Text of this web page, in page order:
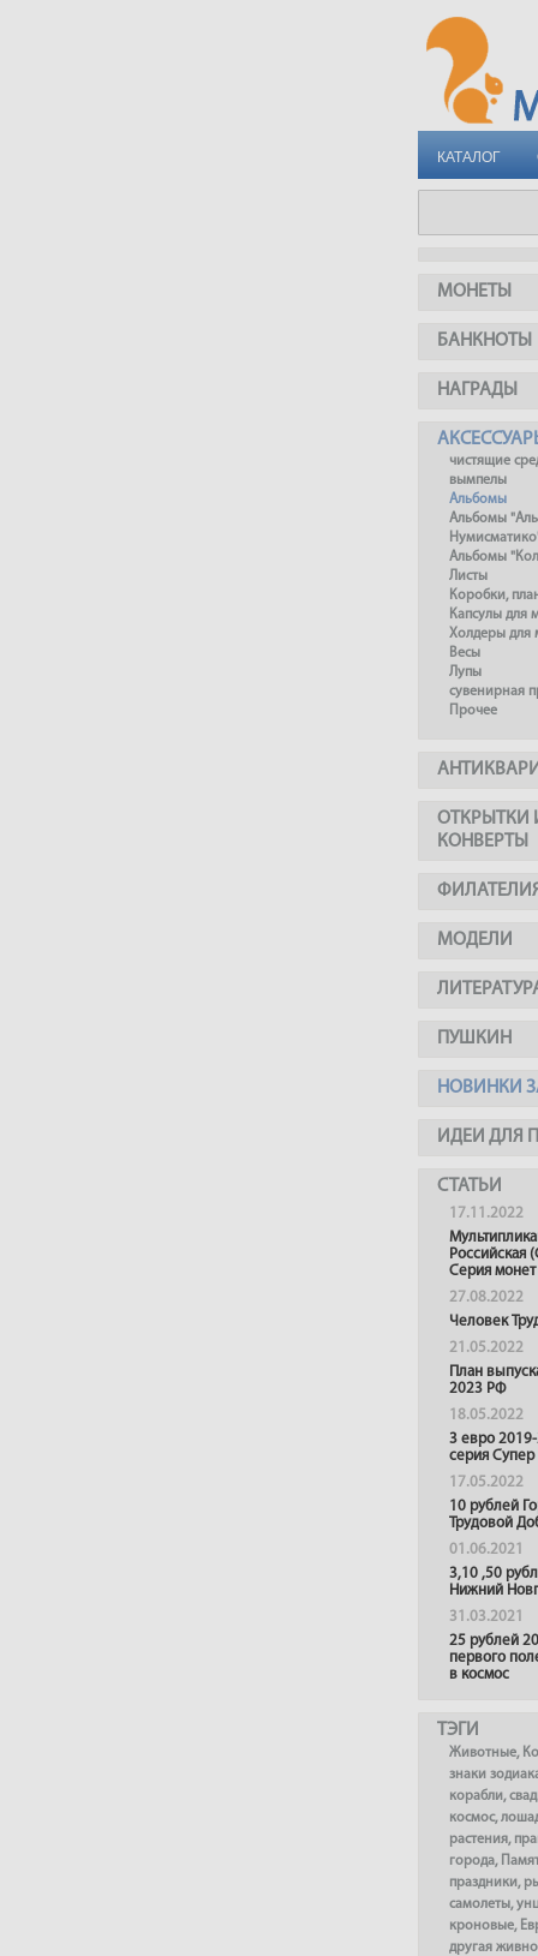
КАТАЛОГ
МОНЕТЫ
БАНКНОТЫ
НАГРАДЫ
чистящие
вымпелы
Альбомы
Альбомы
Альбомы
Листы
Коробки,
Капсулы для
Холдеры для
Весы
Лупы
сувенирная
Прочее
ОТКРЫТКИ
КОНВЕРТЫ
МОДЕЛИ
ПУШКИН
НОВИНКИ
ИДЕИ ДЛЯ
СТАТЬИ
17.11.2022
Российская
Серия монет
27.08.2022
Человек
21.05.2022
План
2023 РФ
18.05.2022
3 евро
серия
17.05.2022
10 рублей
Трудовой
01.06.2021
3,10 ,50
Нижний
31.03.2021
25 рублей
первого
в космос
ТЭГИ
Животные,
знаки
корабли,
космос,
растения,
города,
праздники,
самолеты,
кроновые,
другая